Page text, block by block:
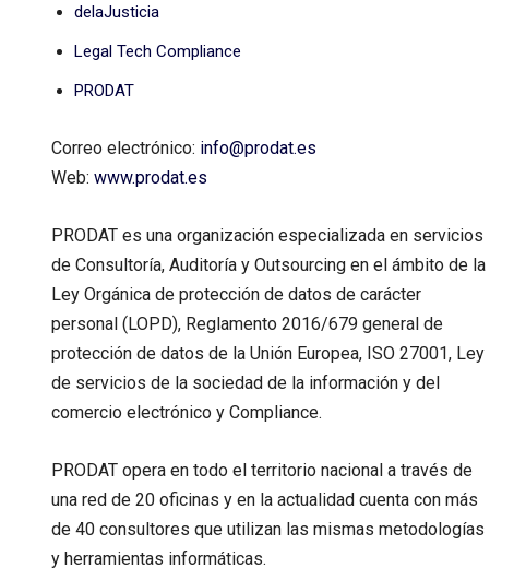
delaJusticia
Legal Tech Compliance
PRODAT
Correo electrónico: info@prodat.es
Web: www.prodat.es
PRODAT es una organización especializada en servicios
de Consultoría, Auditoría y Outsourcing en el ámbito de la
Ley Orgánica de protección de datos de carácter
personal (LOPD), Reglamento 2016/679 general de
protección de datos de la Unión Europea, ISO 27001, Ley
de servicios de la sociedad de la información y del
comercio electrónico y Compliance.
PRODAT opera en todo el territorio nacional a través de
una red de 20 oficinas y en la actualidad cuenta con más
de 40 consultores que utilizan las mismas metodologías
y herramientas informáticas.